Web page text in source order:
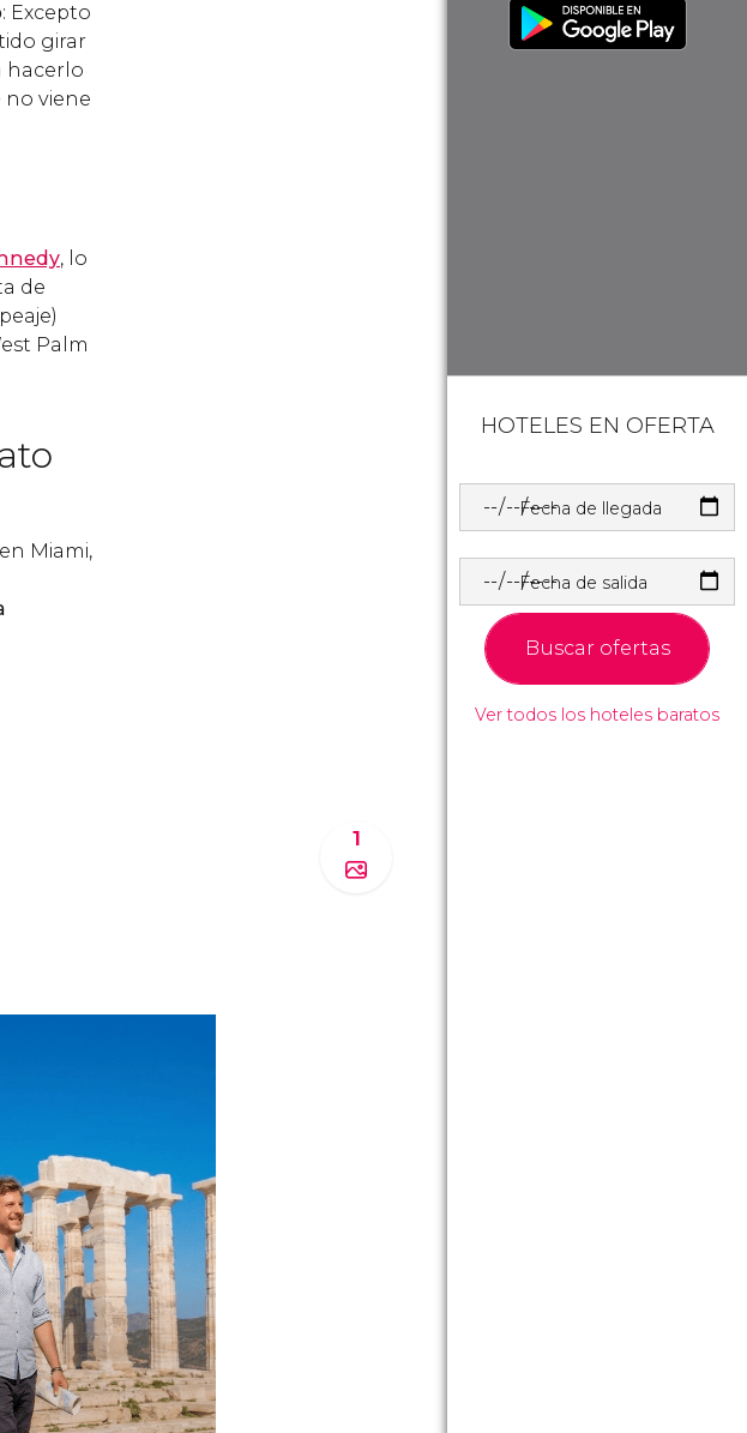
: Excepto
girar
hacerlo
no viene
, lo
de
Palm
Miami,
1
HOTELES EN OFERTA
Fecha de llegada
Fecha de salida
Buscar ofertas
Ver todos los hoteles baratos